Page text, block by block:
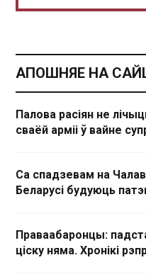
АПОШНЯЕ НА
Палова расіян не
сваёй арміі ў вайне
Са спадзевам на
Беларусі будуюць
Праваабаронцы:
ціску няма. Хронікі